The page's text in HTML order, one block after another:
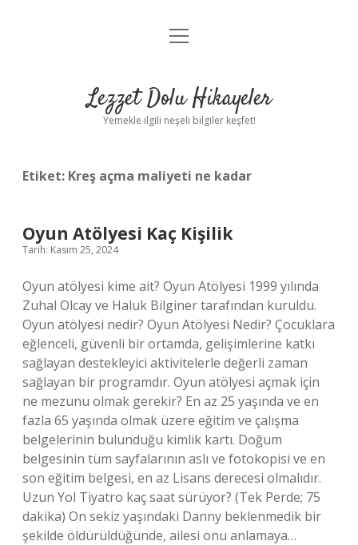
Anasayfa
Yasal Uyarı
menüyü
Lezzet Dolu Hikayeler
Yemekle ilgili neşeli bilgiler keşfet!
Etiket: Kreş açma maliyeti ne kadar
Oyun Atölyesi Kaç Kişilik
Tarih: Kasım 25, 2024
Oyun atölyesi kime ait? Oyun Atölyesi 1999 yılında
Zuhal Olcay ve Haluk Bilginer tarafından kuruldu.
Oyun atölyesi nedir? Oyun Atölyesi Nedir? Çocuklara
eğlenceli, güvenli bir ortamda, gelişimlerine katkı
sağlayan destekleyici aktivitelerle değerli zaman
sağlayan bir programdır. Oyun atölyesi açmak için
ne mezunu olmak gerekir? En az 25 yaşında ve en
fazla 65 yaşında olmak üzere eğitim ve çalışma
belgelerinin bulunduğu kimlik kartı. Doğum
belgesinin tüm sayfalarının aslı ve fotokopisi ve en
son eğitim belgesi, en az Lisans derecesi olmalıdır.
Uzun Yol Tiyatro kaç saat sürüyor? (Tek Perde; 75
dakika) On sekiz yaşındaki Danny beklenmedik bir
şekilde öldürüldüğünde, ailesi onu anlamaya…